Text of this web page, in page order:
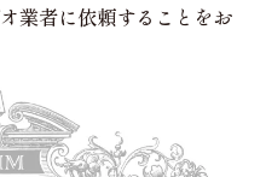
業者に依頼することをお